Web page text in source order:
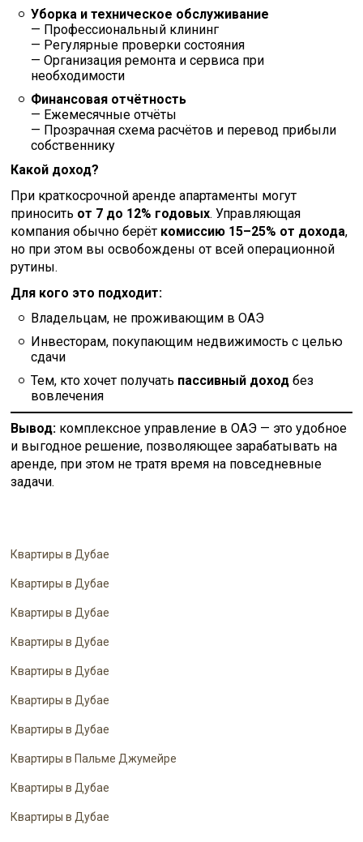
Уборка и техническое обслуживание
— Профессиональный клининг
— Регулярные проверки состояния
— Организация ремонта и сервиса при
необходимости
Финансовая отчётность
— Ежемесячные отчёты
— Прозрачная схема расчётов и перевод прибыли
собственнику
Какой доход?
При краткосрочной аренде апартаменты могут
приносить от 7 до 12% годовых. Управляющая
компания обычно берёт комиссию 15–25% от дохода,
но при этом вы освобождены от всей операционной
рутины.
Для кого это подходит:
Владельцам, не проживающим в ОАЭ
Инвесторам, покупающим недвижимость с целью
сдачи
Тем, кто хочет получать пассивный доход без
вовлечения
Вывод: комплексное управление в ОАЭ — это удобное
и выгодное решение, позволяющее зарабатывать на
аренде, при этом не тратя время на повседневные
задачи.
Квартиры в Дубае
Квартиры в Дубае
Квартиры в Дубае
Квартиры в Дубае
Квартиры в Дубае
Квартиры в Дубае
Квартиры в Дубае
Квартиры в Пальме Джумейре
Квартиры в Дубае
Квартиры в Дубае